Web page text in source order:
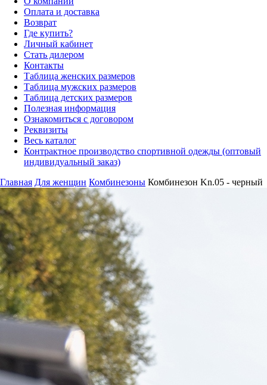
Оплата и доставка
Возврат
Где купить?
Личный кабинет
Стать дилером
Контакты
Таблица женских размеров
Таблица мужских размеров
Таблица детских размеров
Полезная информация
Ознакомиться с договором
Реквизиты
Весь каталог
Контрактное производство спортивной одежды (оптовый
индивидуальный заказ)
Главная Для женщин Комбинезоны Комбинезон Kn.05 - черный